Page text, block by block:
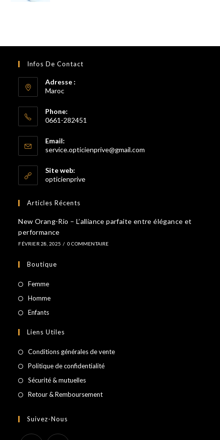
Infos De Contact
Adresse :
Maroc
Phone:
0661-282451
dans
votre
application
Email:
service.opticienprive@gmail.com
Site web:
opticienprive
Articles Récents
New Orang-Rio – L’alliance parfaite entre élégance et
performance
FÉVRIER 28, 2025 / 0 COMMENTAIRE
Boutique
FemmeS’ouvre
dans
onglet
HommeS’ouvre
nouvel
EnfantsS’ouvre
un
nouvel
Liens Utiles
Conditions générales de vente
Politique de confidentialité
Sécurité & mutuelles
Retour & Remboursement
Suivez-Nous